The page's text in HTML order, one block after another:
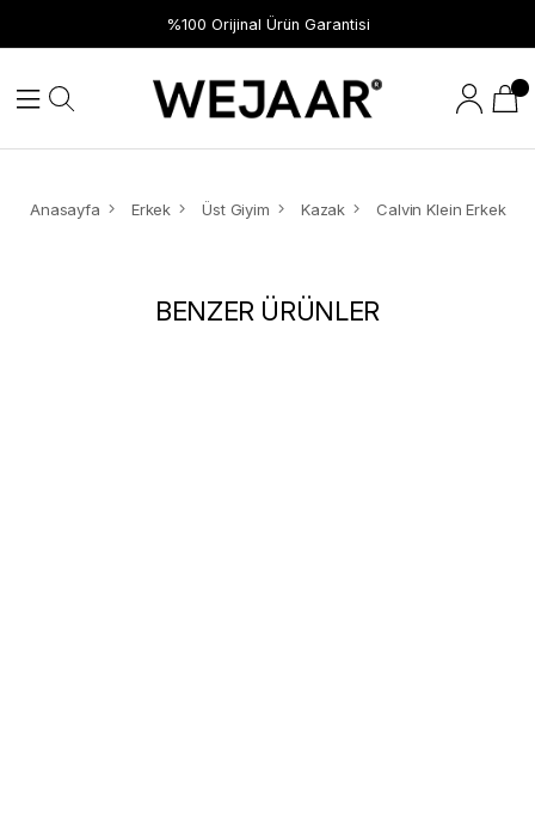
%100 Orijinal Ürün Garantisi
Anasayfa Erkek Üst Giyim Kazak
BENZER ÜRÜNLER